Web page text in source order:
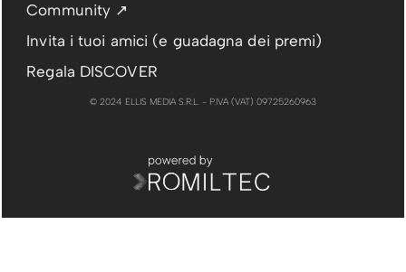
Community ↗
Invita i tuoi amici (e guadagna dei premi)
Regala DISCOVER
© 2024 ELLIS MEDIA S.R.L. - P.IVA (VAT) 09725260963